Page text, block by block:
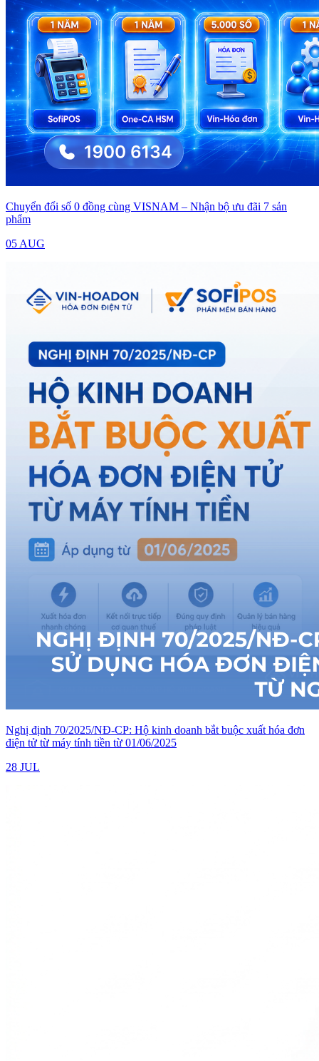
Chuyển đổi số 0 đồng cùng VISNAM – Nhận bộ ưu đãi 7 sản
phẩm
05 AUG
Nghị định 70/2025/NĐ-CP: Hộ kinh doanh bắt buộc xuất hóa đơn
điện tử từ máy tính tiền từ 01/06/2025
28 JUL